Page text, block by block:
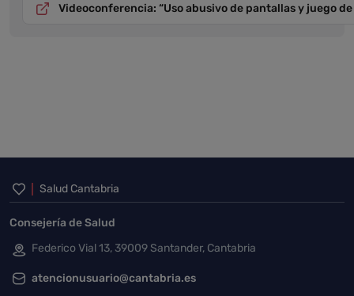
Videoconferencia: “Uso abusivo de pantallas y juego
Inicio del pie de página
Salud Cantabria
Consejería de Salud
Federico Vial 13, 39009 Santander, Cantabria
atencionusuario@cantabria.es